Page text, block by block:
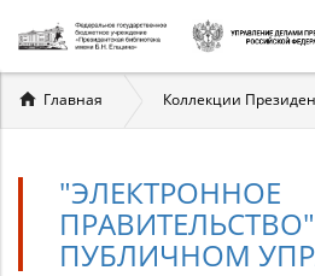
Вы
здесь
Главная Коллекции
"ЭЛЕКТРОННОЕ
ПУБЛИЧНОМ